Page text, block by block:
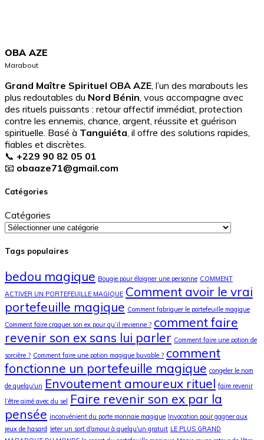
OBA AZE
Marabout
Grand Maître Spirituel OBA AZE , l’un des marabouts les
plus redoutables du Nord Bénin , vous accompagne avec
des rituels puissants : retour affectif immédiat, protection
contre les ennemis, chance, argent, réussite et guérison
spirituelle. Basé à Tanguiéta , il offre des solutions rapides,
fiables et discrètes.
📞 +229 90 82 05 01
📧 obaaze71@gmail.com
Catégories
Catégories
Tags populaires
bedou magique Bougie pour éloigner une personne COMMENT
ACTIVER UN PORTEFEUILLE MAGIQUE Comment avoir le vrai
portefeuille magique Comment fabriquer le portefeuille magique
Comment faire craquer son ex pour qu’il revienne ? comment faire
revenir son ex sans lui parler Comment faire une potion de
sorcière ? Comment faire une potion magique buvable ? comment
fonctionne un portefeuille magique congeler le nom
de quelqu'un Envoutement amoureux rituel faire revenir
l’être aimé avec du sel
Faire revenir son ex par la
pensée inconvénient du porte monnaie magique Invocation pour gagner aux
jeux de hasard Jeter un sort d'amour à quelqu'un gratuit LE PLUS GRAND